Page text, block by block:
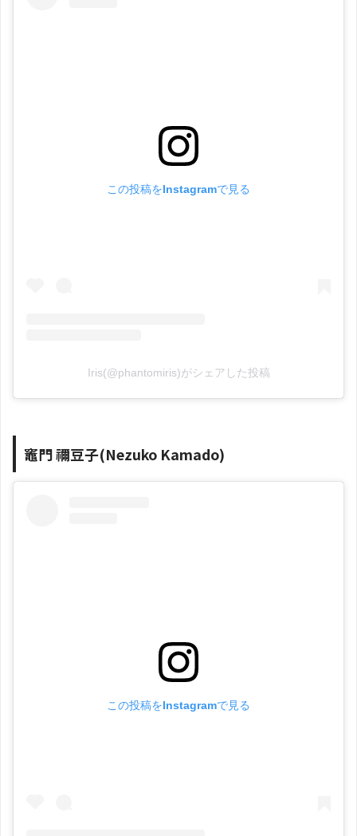
この投稿をInstagramで見る
Iris(@phantomiris)がシェアした投稿
竈門 禰豆子(Nezuko Kamado)
この投稿をInstagramで見る